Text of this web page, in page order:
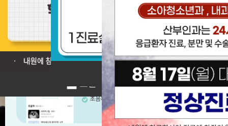
❮
오늘 하루 이 창 열지 않음[닫기]
오늘 하루 이 창 열지 않